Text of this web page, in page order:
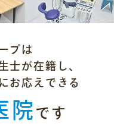
プは
士が在籍し、
お応えできる
院 です